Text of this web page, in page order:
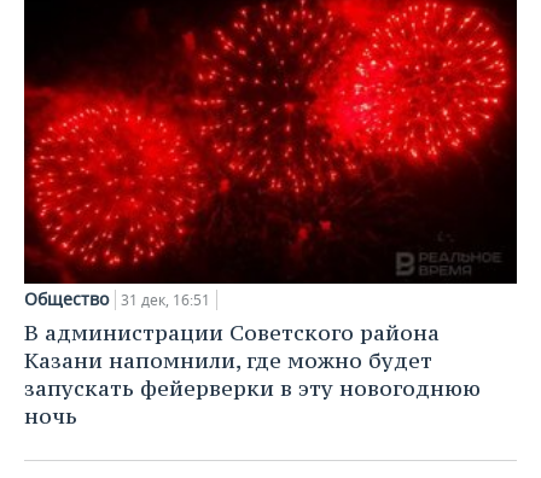
Общество 31 дек, 16:51
В администрации Советского района
Казани напомнили, где можно будет
запускать фейерверки в эту новогоднюю
ночь